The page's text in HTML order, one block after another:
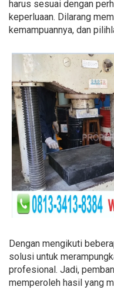
harus sesuai dengan
keperluaan. Dilarang
kemampuannya, dan
Dengan mengikuti
solusi untuk
profesional. Jadi,
memperoleh hasil yang